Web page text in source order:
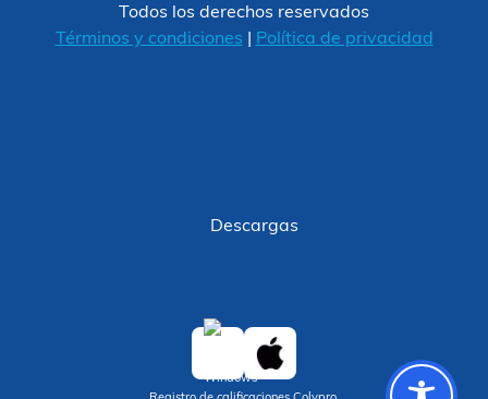
Todos los derechos reservados
Términos y condiciones
Política de privacidad
Descargas